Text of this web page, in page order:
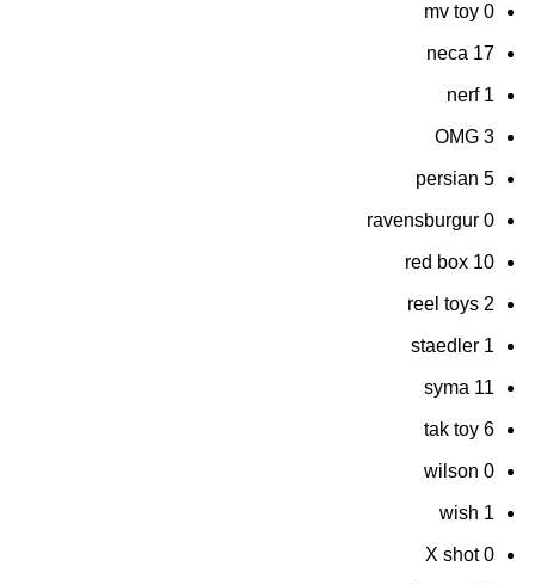
mv toy 0
neca 17
nerf 1
OMG 3
persian 5
ravensburgur 0
red box 10
reel toys 2
staedler 1
syma 11
tak toy 6
wilson 0
wish 1
X shot 0